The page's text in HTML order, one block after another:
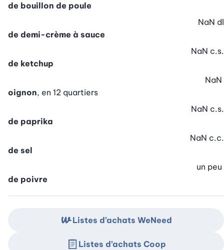
de bouillon de poule
de demi-crème à sauce
NaN dl
de ketchup
NaN c.s.
oignon, en 12 quartiers
NaN
de paprika
NaN c.s.
de sel
NaN c.c.
de poivre
un peu
Listes d’achats WeNeed
Listes d’achats Coop